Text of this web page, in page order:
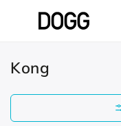
Kong